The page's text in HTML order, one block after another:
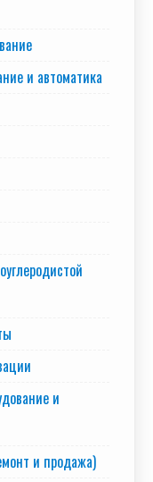
и автоматика
и
и продажа)